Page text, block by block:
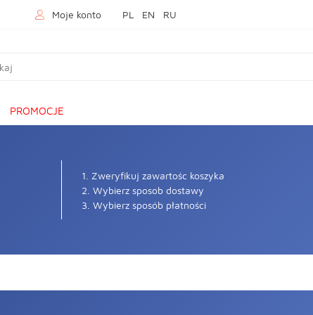
Moje konto PL EN RU
PROMOCJE
1. Zweryfikuj zawartośc koszyka
2. Wybierz sposob dostawy
3. Wybierz sposób płatności